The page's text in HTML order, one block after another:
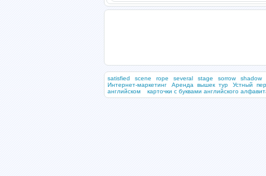
satisfied scene rope several stage sorrow
shadow
Интернет-маркетинг
Аренда вышек тур
Устный
английском
карточки с буквами английского